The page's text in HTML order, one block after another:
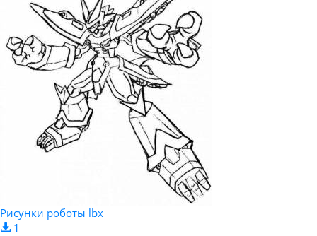
Рисунки роботы lbx
1